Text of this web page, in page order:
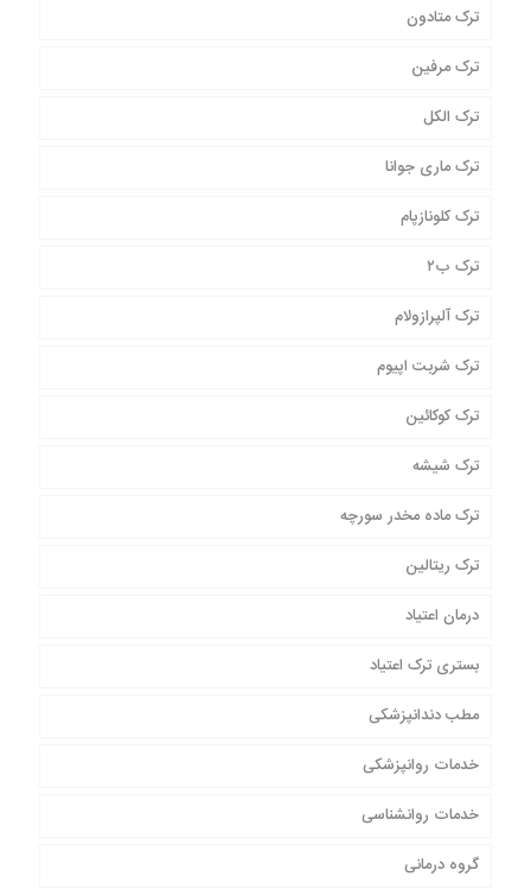
ترک متادون
ترک مرفین
ترک الکل
ترک ماری جوانا
ترک کلونازپام
ترک ب۲
ترک آلپرازولام
ترک شربت اپیوم
ترک کوکائین
ترک شیشه
ترک ماده مخدر سورچه
ترک ریتالین
درمان اعتیاد
بستری ترک اعتیاد
مطب دندانپزشکی
خدمات روانپزشکی
خدمات روانشناسی
گروه درمانی